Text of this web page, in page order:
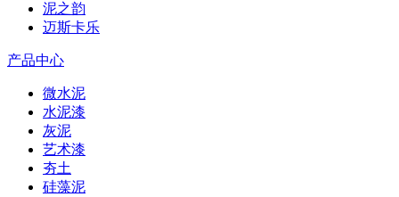
泥之韵
迈斯卡乐
产品中心
微水泥
水泥漆
灰泥
艺术漆
夯土
硅藻泥